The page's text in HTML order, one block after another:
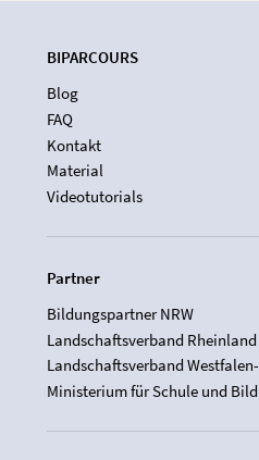
BIPARCOURS
Blog
FAQ
Kontakt
Material
Videotutorials
Partner
Bildungspartner NRW
Landschaftsverband Rheinland
Landschaftsverband
Ministerium für Schule und